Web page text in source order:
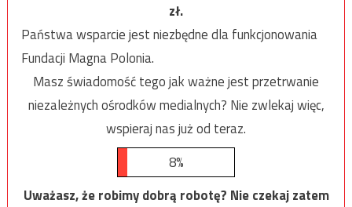
zł.
Państwa wsparcie jest niezbędne dla funkcjonowania
Fundacji Magna Polonia.
Masz świadomość tego jak ważne jest przetrwanie
niezależnych ośrodków medialnych? Nie zwlekaj więc,
wspieraj nas już od teraz.
8%
Uważasz, że robimy dobrą robotę? Nie czekaj zatem